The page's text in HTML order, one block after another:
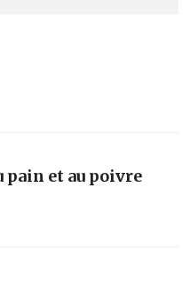
pain et au poivre